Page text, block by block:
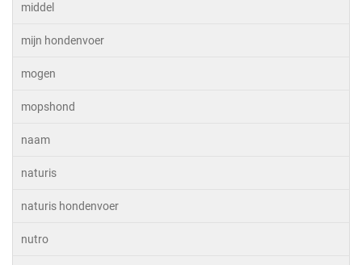
middel
mijn hondenvoer
mogen
mopshond
naam
naturis
naturis hondenvoer
nutro